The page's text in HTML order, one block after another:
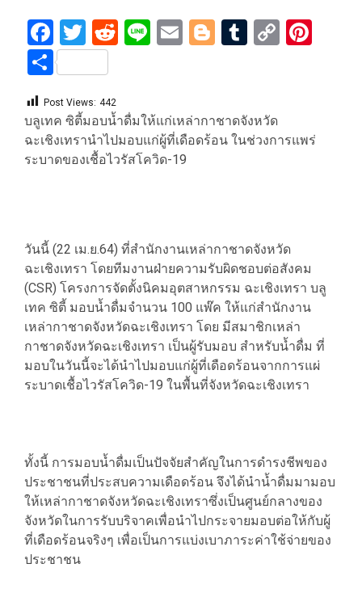
Facebook
Twitter
Reddit
LineEmailBlogger
Tumblr
Copy
Share
Post Views: 442
บลูเทค ซิตี้มอบน้ำดื่มให้แก่เหล่ากาชาดจังหวัด
ฉะเชิงเทรานำไปมอบแก่ผู้ที่เดือดร้อน ในช่วงการแพร่
ระบาดของเชื้อไวรัสโควิด-19
วันนี้ (22 เม.ย.64) ที่สำนักงานเหล่ากาชาดจังหวัด
ฉะเชิงเทรา โดยทีมงานฝ่ายความรับผิดชอบต่อสังคม
(CSR) โครงการจัดตั้งนิคมอุตสาหกรรม ฉะเชิงเทรา บลู
เทค ซิตี้ มอบน้ำดื่มจำนวน 100 แพ๊ค ให้แก่สำนักงาน
เหล่ากาชาดจังหวัดฉะเชิงเทรา โดย มีสมาชิกเหล่า
กาชาดจังหวัดฉะเชิงเทรา เป็นผู้รับมอบ สำหรับน้ำดื่ม ที่
มอบในวันนี้จะได้นำไปมอบแก่ผู้ที่เดือดร้อนจากการแผ่
ระบาดเชื้อไวรัสโควิด-19 ในพื้นที่จังหวัดฉะเชิงเทรา
ทั้งนี้ การมอบน้ำดื่มเป็นปัจจัยสำคัญในการดำรงชีพของ
ประชาชนที่ประสบความเดือดร้อน จึงได้นำน้ำดื่มมามอบ
ให้เหล่ากาชาดจังหวัดฉะเชิงเทราซึ่งเป็นศูนย์กลางของ
จังหวัดในการรับบริจาคเพื่อนำไปกระจายมอบต่อให้กับผู้
ที่เดือดร้อนจริงๆ เพื่อเป็นการแบ่งเบาภาระค่าใช้จ่ายของ
ประชาชน